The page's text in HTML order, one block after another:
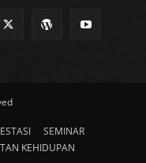
SEMINAR
KEHIDUPAN